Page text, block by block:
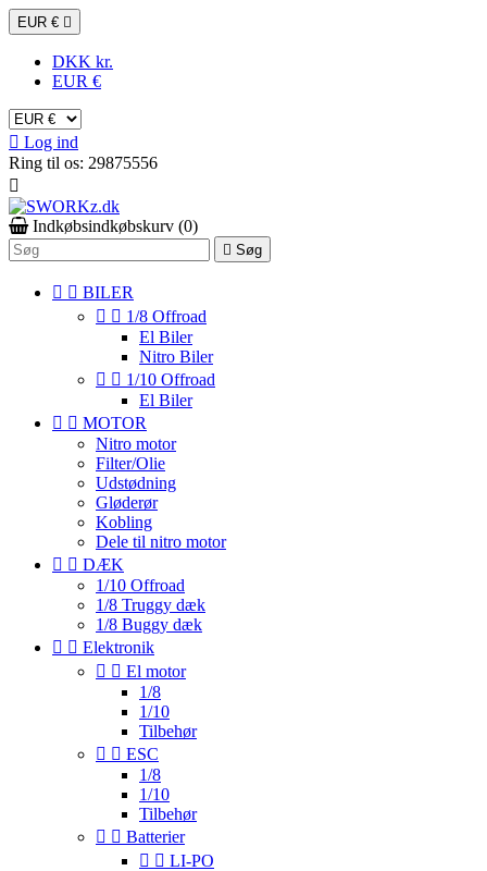
EUR € 
DKK kr.
EUR €
 Log ind
Ring til os: 29875556

Indkøbsindkøbskurv (0)
 Søg
  BILER
  1/8 Offroad
El Biler
Nitro Biler
  1/10 Offroad
El Biler
  MOTOR
Nitro motor
Filter/Olie
Udstødning
Gløderør
Kobling
Dele til nitro motor
  DÆK
1/10 Offroad
1/8 Truggy dæk
1/8 Buggy dæk
  Elektronik
  El motor
1/8
1/10
Tilbehør
  ESC
1/8
1/10
Tilbehør
  Batterier
  LI-PO